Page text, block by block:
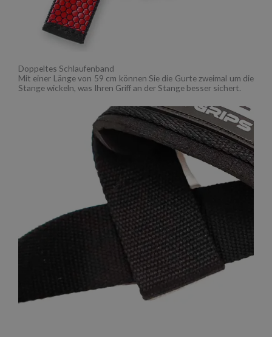
Doppeltes Schlaufenband
Mit einer Länge von 59 cm können Sie die Gurte zweimal um die
Stange wickeln, was Ihren Griff an der Stange besser sichert.